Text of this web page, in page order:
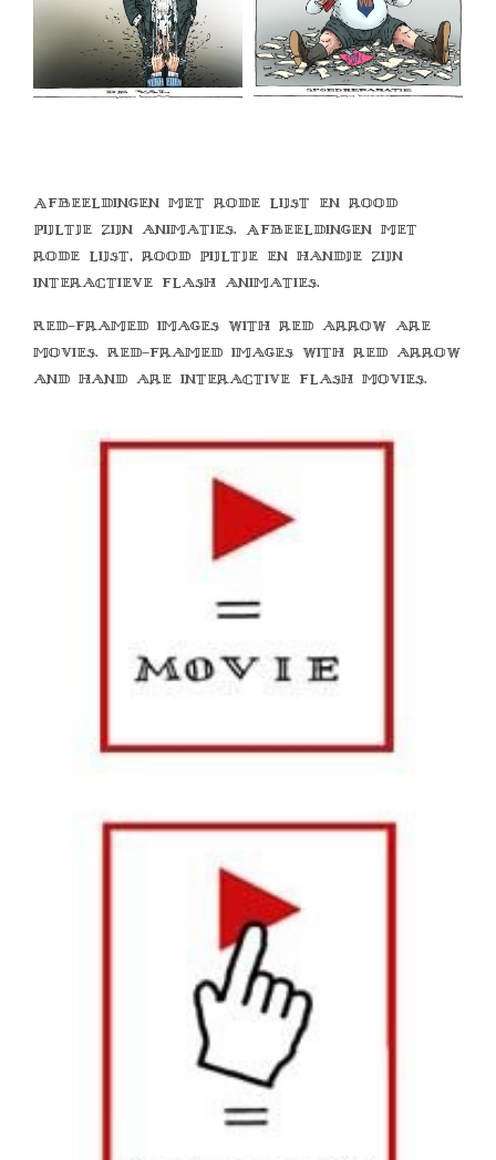
Afbeeldingen met rode lijst en rood
pijltje zijn animaties. Afbeeldingen met
rode lijst, rood pijltje en handje zijn
interactieve flash animaties.
Red-framed images with red arrow are
movies. Red-framed images with red arrow
and hand are interactive flash movies.